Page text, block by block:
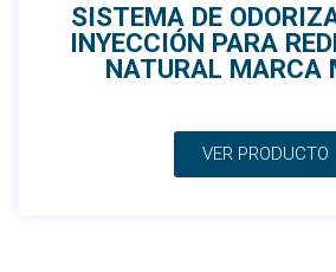
SISTEMA DE
INYECCIÓN PARA
NATURAL MARCA
VER PRODUCTO